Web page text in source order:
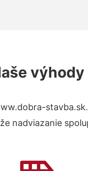
výhody
nadviazanie